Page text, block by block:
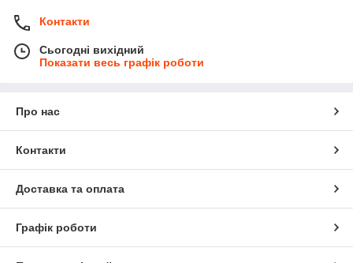
Контакти
Сьогодні вихідний
Показати весь графік роботи
Про нас
Контакти
Доставка та оплата
Графік роботи